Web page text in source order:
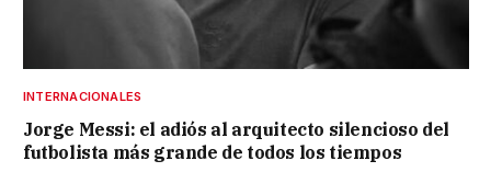
INTERNACIONALES
Jorge Messi: el adiós al arquitecto silencioso del
futbolista más grande de todos los tiempos